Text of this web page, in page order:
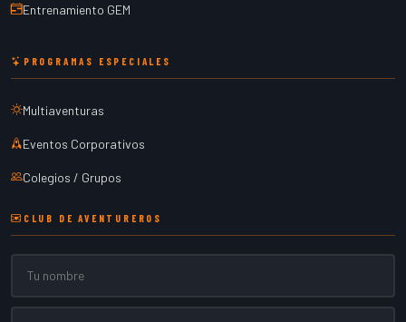
Entrenamiento GEM
PROGRAMAS ESPECIALES
Multiaventuras
Eventos Corporativos
Colegios / Grupos
CLUB DE AVENTUREROS